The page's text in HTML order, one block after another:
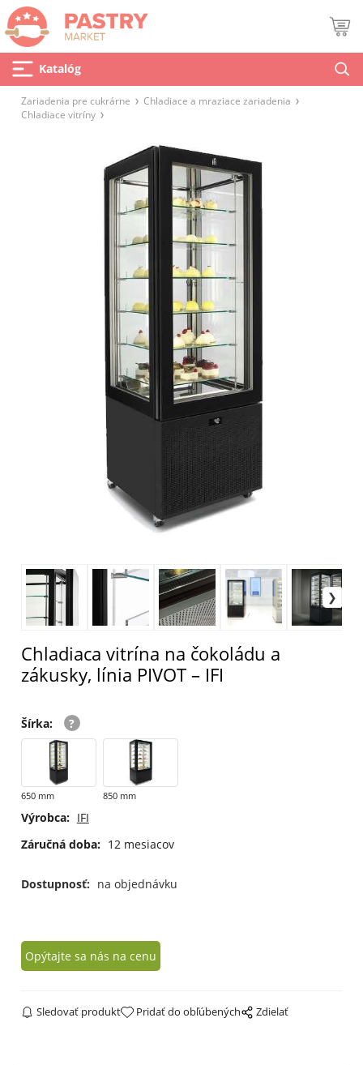
Katalóg
Zariadenia pre cukrárne
Chladiace a mraziace zariadenia
Chladiace vitríny
Chladiaca vitrína na čokoládu a
zákusky, línia PIVOT – IFI
Šírka:
650 mm 850 mm
Výrobca: IFI
Záručná doba: 12 mesiacov
Dostupnosť: na objednávku
Opýtajte sa nás na cenu
Sledovať produkt Pridať do obľúbených Zdielať